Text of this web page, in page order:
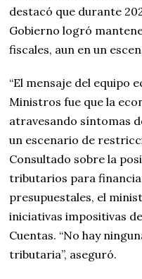
destacó que durante
Gobierno logró
fiscales, aun en un
“El mensaje del equipo
Ministros fue que la
atravesando síntomas
un escenario de
Consultado sobre la
tributarios para
presupuestales, el
iniciativas impositivas
Cuentas. “No hay
tributaria”, aseguró.